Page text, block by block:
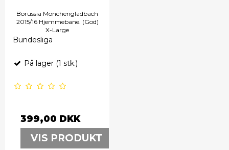
Borussia Mönchengladbach
2015/16 Hjemmebane. (God)
X-Large
Bundesliga
På lager (1 stk.)
399,00 DKK
VIS PRODUKT